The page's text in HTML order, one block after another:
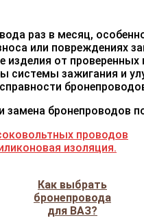
раз в месяц,
или повреждениях
изделия от
системы зажигания и
замена бронепроводов
проводов
изоляция.
Как выбрать
бронепровода
для ВАЗ?